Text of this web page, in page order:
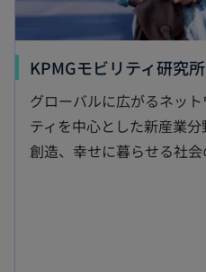
KPMGモビリティ研究所
グローバルに広がるネッ
ティを中心とした新産業
創造、幸せに暮らせる社会